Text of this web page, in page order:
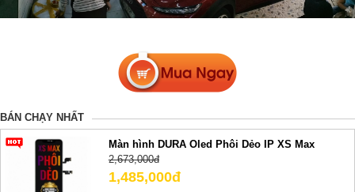
BÁN CHẠY NHẤT
Màn hình DURA Oled Phôi Dẻo IP XS Max
2,673,000đ
1,485,000đ